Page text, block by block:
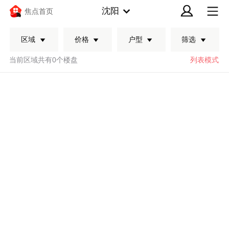
焦点首页 沈阳
区域 价格 户型 筛选
当前区域共有0个楼盘 列表模式